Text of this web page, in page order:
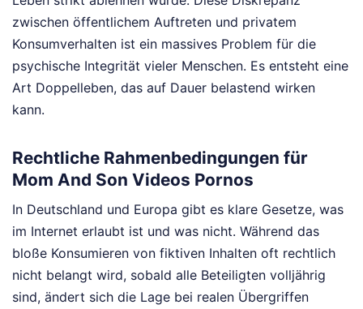
zwischen öffentlichem Auftreten und privatem
Konsumverhalten ist ein massives Problem für die
psychische Integrität vieler Menschen. Es entsteht eine
Art Doppelleben, das auf Dauer belastend wirken
kann.
Rechtliche Rahmenbedingungen für
Mom And Son Videos Pornos
In Deutschland und Europa gibt es klare Gesetze, was
im Internet erlaubt ist und was nicht. Während das
bloße Konsumieren von fiktiven Inhalten oft rechtlich
nicht belangt wird, sobald alle Beteiligten volljährig
sind, ändert sich die Lage bei realen Übergriffen